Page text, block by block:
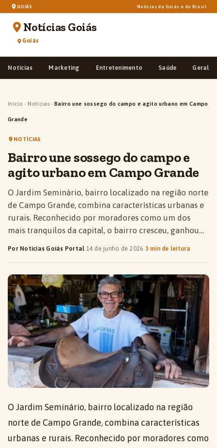
GOIÁS Notícias de Goiás e do Brasil
Notícias Goiás
Goiás
Notícias Marketing Entretenimento Saúde Geral
Início › Notícias › Bairro une sossego do campo e agito urbano em Campo
Grande
NOTÍCIAS
Bairro une sossego do campo e
agito urbano em Campo Grande
O Jardim Seminário, bairro localizado na região norte
de Campo Grande, combina características urbanas e
rurais. Reconhecido por moradores como um dos
mais tranquilos da capital, o bairro cresceu, ganhou…
Por Notícias Goiás Portal·14 de junho de 2026·3 min de leitura
O Jardim Seminário, bairro localizado na região
norte de Campo Grande, combina características
urbanas e rurais. Reconhecido por moradores como